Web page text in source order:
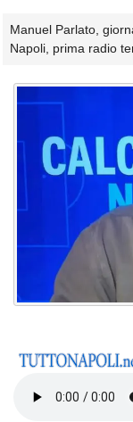
Manuel Parlato,
Napoli, prima radio